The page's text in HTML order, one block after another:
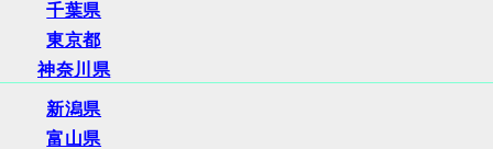
千葉県
東京都
神奈川県
新潟県
富山県